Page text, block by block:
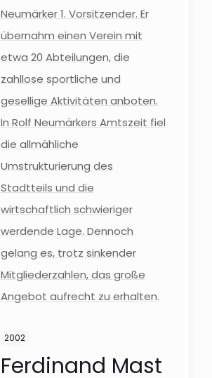
Neumärker 1. Vorsitzender. Er
übernahm einen Verein mit
etwa 20 Abteilungen, die
zahllose sportliche und
gesellige Aktivitäten anboten.
In Rolf Neumärkers Amtszeit fiel
die allmähliche
Umstrukturierung des
Stadtteils und die
wirtschaftlich schwieriger
werdende Lage. Dennoch
gelang es, trotz sinkender
Mitgliederzahlen, das große
Angebot aufrecht zu erhalten.
2002
Ferdinand Mast